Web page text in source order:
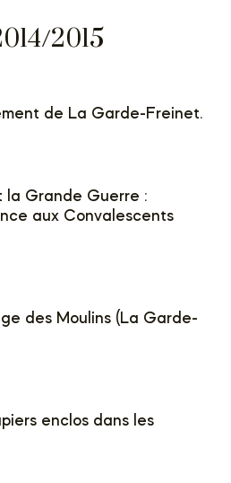
2015
de La Garde-Freinet.
la Grande Guerre :
aux Convalescents
des Moulins (La Garde-
enclos dans les